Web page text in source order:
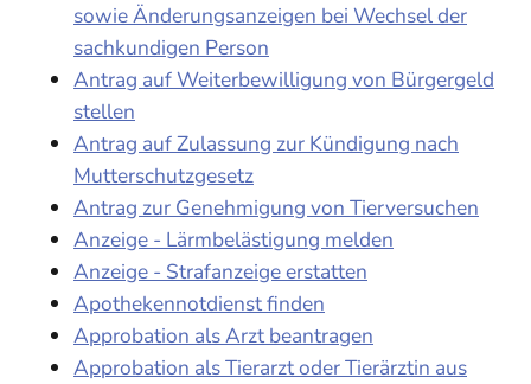
sowie Änderungsanzeigen bei Wechsel der
sachkundigen Person
Antrag auf Weiterbewilligung von Bürgergeld
stellen
Antrag auf Zulassung zur Kündigung nach
Mutterschutzgesetz
Antrag zur Genehmigung von Tierversuchen
Anzeige - Lärmbelästigung melden
Anzeige - Strafanzeige erstatten
Apothekennotdienst finden
Approbation als Arzt beantragen
Approbation als Tierarzt oder Tierärztin aus